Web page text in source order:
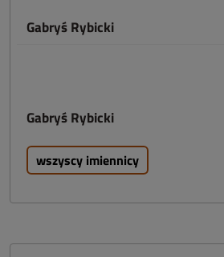
Gabryś Rybicki
Gabryś Rybicki
wszyscy imiennicy